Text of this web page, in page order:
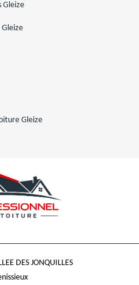
Gleize
Gleize
DES JONQUILLES